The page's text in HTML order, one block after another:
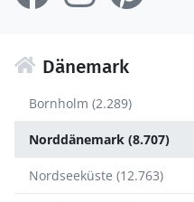
Dänemark
Bornholm (2.289)
Norddänemark (8.707)
Nordseeküste (12.763)